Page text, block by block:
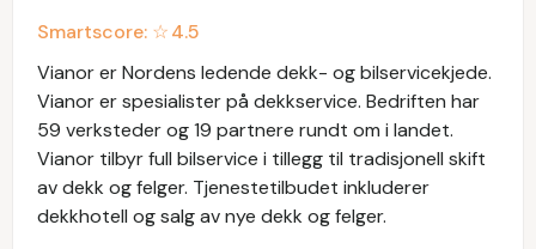
Smartscore: ☆4.5
Vianor er Nordens ledende dekk- og bilservicekjede.
Vianor er spesialister på dekkservice. Bedriften har
59 verksteder og 19 partnere rundt om i landet.
Vianor tilbyr full bilservice i tillegg til tradisjonell skift
av dekk og felger. Tjenestetilbudet inkluderer
dekkhotell og salg av nye dekk og felger.